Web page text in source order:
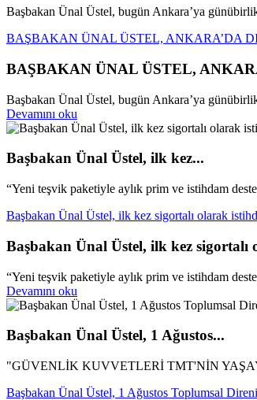
Başbakan Ünal Üstel, bugün Ankara’ya
BAŞBAKAN ÜNAL ÜSTEL, ANKARA’DA
BAŞBAKAN ÜNAL ÜSTEL,
Başbakan Ünal Üstel, bugün Ankara’ya
Devamını oku
Başbakan Ünal Üstel, ilk kez...
“Yeni teşvik paketiyle aylık prim ve istihdam
Başbakan Ünal Üstel, ilk kez sigortalı olarak
Başbakan Ünal Üstel, ilk kez
“Yeni teşvik paketiyle aylık prim ve istihdam
Devamını oku
Başbakan Ünal Üstel, 1 Ağustos...
"GÜVENLİK KUVVETLERİ TMT'NİN
Başbakan Ünal Üstel, 1 Ağustos Toplumsal